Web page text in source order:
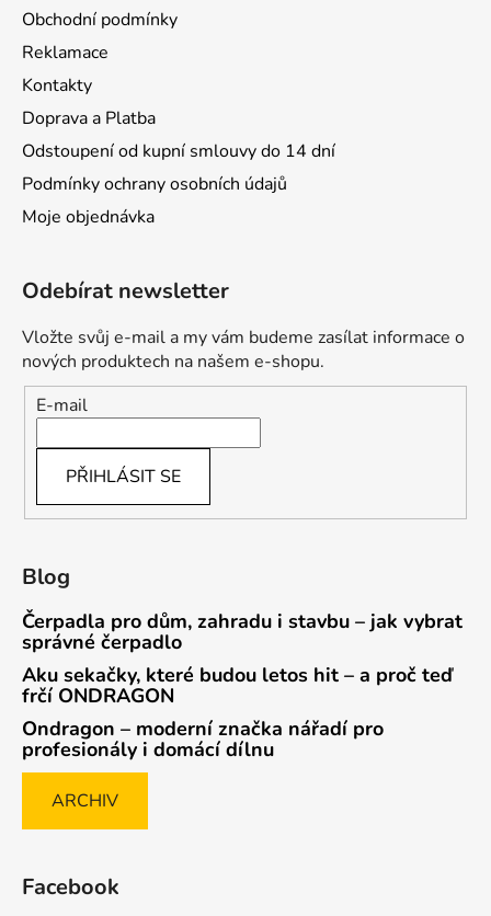
Obchodní podmínky
Reklamace
Kontakty
Doprava a Platba
Odstoupení od kupní smlouvy do 14 dní
Podmínky ochrany osobních údajů
Moje objednávka
Odebírat newsletter
Vložte svůj e-mail a my vám budeme zasílat informace o
nových produktech na našem e-shopu.
E-mail
PŘIHLÁSIT SE
Blog
Čerpadla pro dům, zahradu i stavbu – jak vybrat
správné čerpadlo
Aku sekačky, které budou letos hit – a proč teď
frčí ONDRAGON
Ondragon – moderní značka nářadí pro
profesionály i domácí dílnu
ARCHIV
Facebook